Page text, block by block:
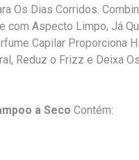
Os Dias Corridos.
com Aspecto Limpo, Já
Capilar Proporciona
Reduz o Frizz e Deixa
a Seco Contém: